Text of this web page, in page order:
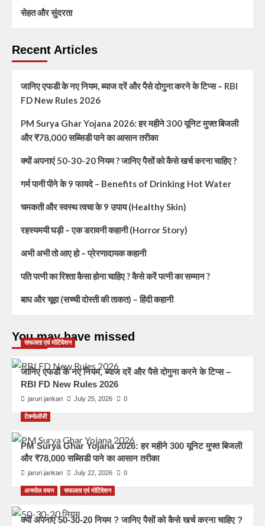
सेहत और सुंदरता
Recent Articles
जानिए एफडी के नए नियम, ब्याज दरें और पैसे दोगुना करने के टिप्स – RBI
FD New Rules 2026
PM Surya Ghar Yojana 2026: हर महीने 300 यूनिट मुफ्त बिजली
और ₹78,000 सब्सिडी पाने का आसान तरीका
क्यों अपनाएं 50-30-20 नियम ? जानिए पैसों को कैसे खर्च करना चाहिए ?
गर्म पानी पीने के 9 फायदे – Benefits of Drinking Hot Water
चमकती और स्वस्थ त्वचा के 9 उपाय (Healthy Skin)
रहस्यमयी घड़ी – एक डरावनी कहानी (Horror Story)
अभी अभी तो आए हो – प्रेरणादायक कहानी
पति पत्नी का रिश्ता कैसा होना चाहिए ? कैसे करें पत्नी का सम्मान ?
बाघ और चूहा (सच्ची दोस्ती की ताकत) – हिंदी कहानी
You may have missed
सफलता एवं मोटिवेशन
जानिए एफडी के नए नियम, ब्याज दरें और पैसे दोगुना करने के टिप्स –
RBI FD New Rules 2026
jaruri jankari July 25, 2026 0
टेक्नोलॉजी
PM Surya Ghar Yojana 2026: हर महीने 300 यूनिट मुफ्त बिजली
और ₹78,000 सब्सिडी पाने का आसान तरीका
jaruri jankari July 22, 2026 0
अनमोल वचन सफलता एवं मोटिवेशन
क्यों अपनाएं 50-30-20 नियम ? जानिए पैसों को कैसे खर्च करना चाहिए ?